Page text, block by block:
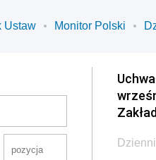
Ustaw Monitor Polski